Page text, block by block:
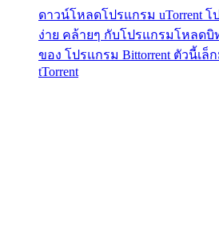
ดาวน์โหลดโปรแกรม uTorrent โ
ง่าย คล้ายๆ กับโปรแกรมโหลดบิ
ของ โปรแกรม Bittorrent ตัวนี้เล็
tTorrent